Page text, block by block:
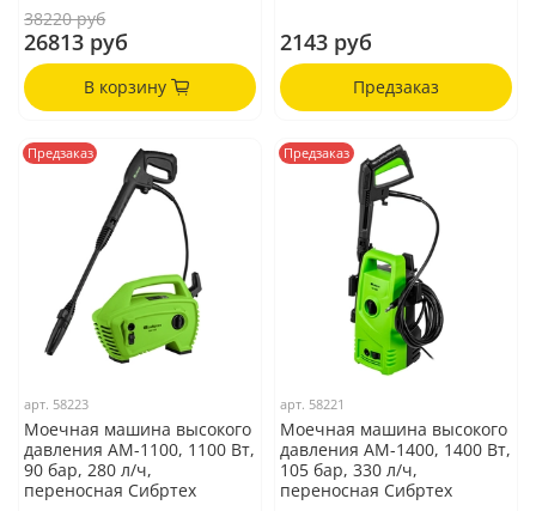
38220 руб
26813 руб
В корзину
2143 руб
Предзаказ
Предзаказ
арт. 58223
Моечная машина высокого
давления АМ-1100, 1100 Вт,
90 бар, 280 л/ч,
переносная Сибртех
Предзаказ
арт. 58221
Моечная машина высокого
давления АМ-1400, 1400 Вт,
105 бар, 330 л/ч,
переносная Сибртех